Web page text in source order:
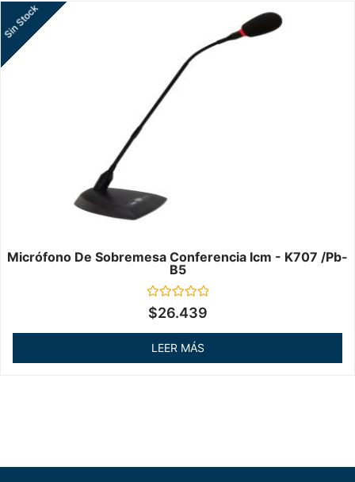
Micrófono De Sobremesa Conferencia Icm - K707 /pb-
B5
Valorado
en
Sin Stock
$26.439
LEER MÁS